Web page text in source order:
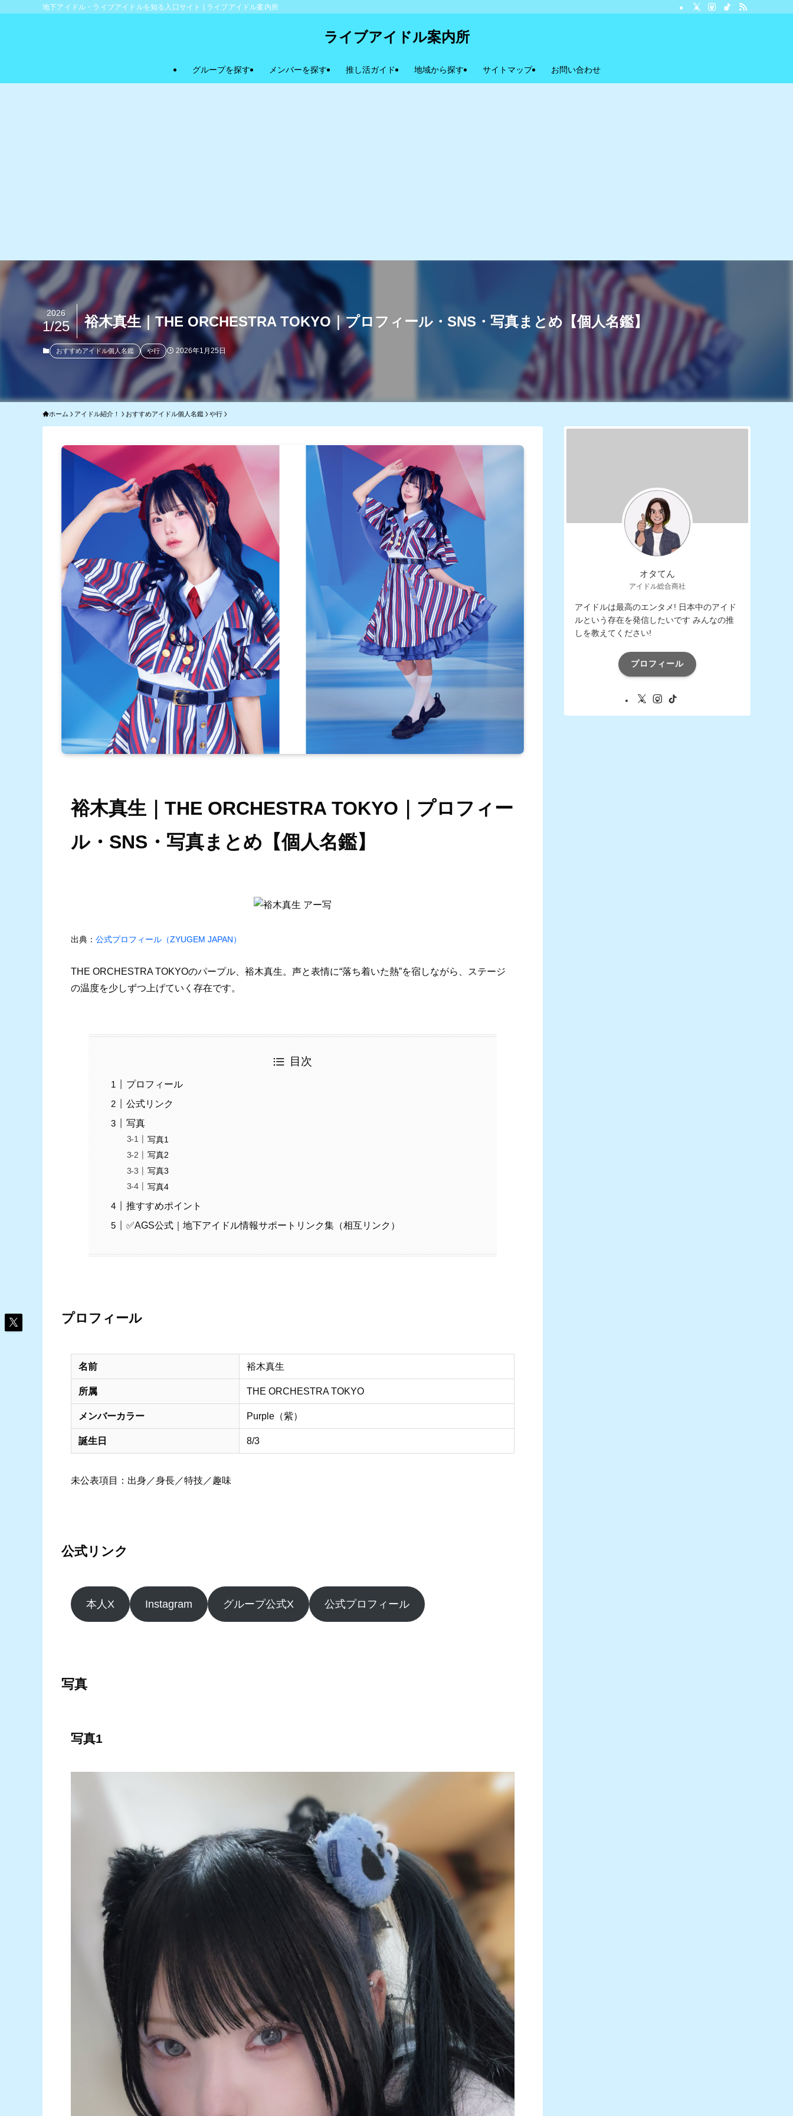
地下アイドル・ライブアイドルを知る入口サイト | ライブアイドル案内所
ライブアイドル案内所
グループを探す メンバーを探す 推し活ガイド 地域から探す サイトマップ お問い合わせ
裕木真生｜THE ORCHESTRA TOKYO｜プロフィール・SNS・写真まとめ【個人名鑑】
2026
1/25
おすすめアイドル個人名鑑 や行 2026年1月25日
ホーム アイドル紹介！ おすすめアイドル個人名鑑 や行
裕木真生｜THE ORCHESTRA TOKYO｜プロフィー
ル・SNS・写真まとめ【個人名鑑】
出典： 公式プロフィール（ZYUGEM JAPAN）
THE ORCHESTRA TOKYOのパープル、裕木真生。声と表情に“落ち着いた熱”を宿しながら、ステージ
の温度を少しずつ上げていく存在です。
目次
プロフィール
公式リンク
写真
写真1
写真2
写真3
写真4
推すすめポイント
✅AGS公式｜地下アイドル情報サポートリンク集（相互リンク）
プロフィール
名前 裕木真生
所属 THE ORCHESTRA TOKYO
メンバーカラー Purple（紫）
誕生日 8/3
未公表項目：出身／身長／特技／趣味
公式リンク
本人X Instagram グループ公式X 公式プロフィール
写真
写真1
オタてん
アイドル総合商社
アイドルは最高のエンタメ! 日本中のアイド
ルという存在を発信したいです みんなの推
しを教えてください!
プロフィール